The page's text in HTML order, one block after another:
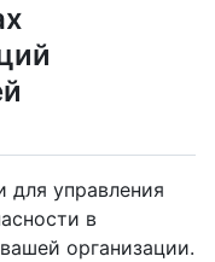
управления
в
организации.